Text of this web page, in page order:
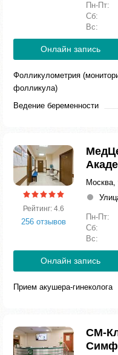
Пн-Пт:
Сб:
Вс:
Онлайн запись
Фолликулометрия
фолликула)
Ведение беременности
Рейтинг: 4.6
256 отзывов
Москва,
Пн-Пт:
Сб:
Вс:
Онлайн запись
Прием акушера-гинеколога
СМ-